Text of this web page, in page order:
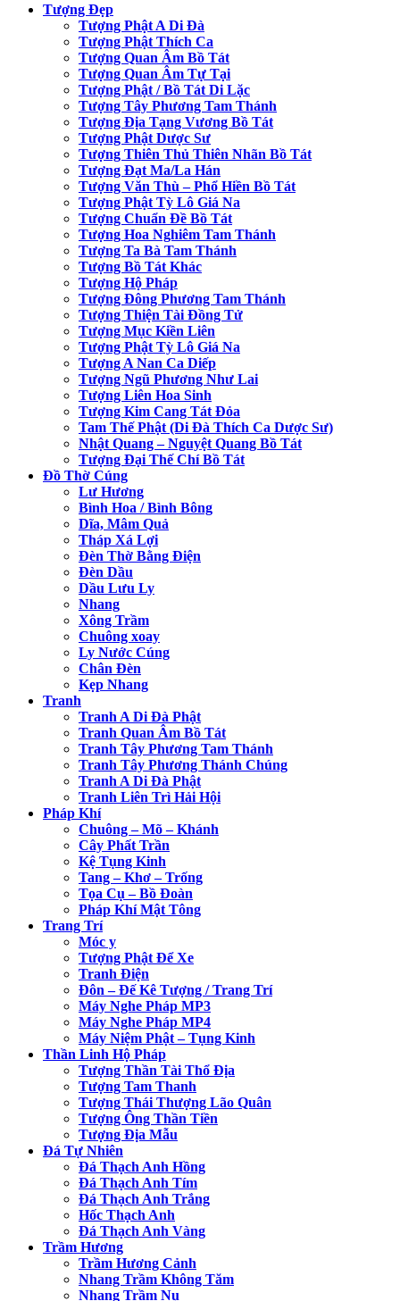
Tượng Đẹp
Tượng Phật A Di Đà
Tượng Phật Thích Ca
Tượng Quan Âm Bồ Tát
Tượng Quan Âm Tự Tại
Tượng Phật / Bồ Tát Di Lặc
Tượng Tây Phương Tam Thánh
Tượng Địa Tạng Vương Bồ Tát
Tượng Phật Dược Sư
Tượng Thiên Thủ Thiên Nhãn Bồ Tát
Tượng Đạt Ma/La Hán
Tượng Văn Thù – Phổ Hiền Bồ Tát
Tượng Phật Tỳ Lô Giá Na
Tượng Chuẩn Đề Bồ Tát
Tượng Hoa Nghiêm Tam Thánh
Tượng Ta Bà Tam Thánh
Tượng Bồ Tát Khác
Tượng Hộ Pháp
Tượng Đông Phương Tam Thánh
Tượng Thiện Tài Đồng Tử
Tượng Mục Kiền Liên
Tượng Phật Tỳ Lô Giá Na
Tượng A Nan Ca Diếp
Tượng Ngũ Phương Như Lai
Tượng Liên Hoa Sinh
Tượng Kim Cang Tát Đỏa
Tam Thế Phật (Di Đà Thích Ca Dược Sư)
Nhật Quang – Nguyệt Quang Bồ Tát
Tượng Đại Thế Chí Bồ Tát
Đồ Thờ Cúng
Lư Hương
Bình Hoa / Bình Bông
Dĩa, Mâm Quả
Tháp Xá Lợi
Đèn Thờ Bằng Điện
Đèn Dầu
Dầu Lưu Ly
Nhang
Xông Trầm
Chuông xoay
Ly Nước Cúng
Chân Đèn
Kẹp Nhang
Tranh
Tranh A Di Đà Phật
Tranh Quan Âm Bồ Tát
Tranh Tây Phương Tam Thánh
Tranh Tây Phương Thánh Chúng
Tranh A Di Đà Phật
Tranh Liên Trì Hải Hội
Pháp Khí
Chuông – Mõ – Khánh
Cây Phất Trần
Kệ Tụng Kinh
Tang – Khơ – Trống
Tọa Cụ – Bồ Đoàn
Pháp Khí Mật Tông
Trang Trí
Móc y
Tượng Phật Để Xe
Tranh Điện
Đôn – Đế Kê Tượng / Trang Trí
Máy Nghe Pháp MP3
Máy Nghe Pháp MP4
Máy Niệm Phật – Tụng Kinh
Thần Linh Hộ Pháp
Tượng Thần Tài Thổ Địa
Tượng Tam Thanh
Tượng Thái Thượng Lão Quân
Tượng Ông Thần Tiền
Tượng Địa Mẫu
Đá Tự Nhiên
Đá Thạch Anh Hồng
Đá Thạch Anh Tím
Đá Thạch Anh Trắng
Hốc Thạch Anh
Đá Thạch Anh Vàng
Trầm Hương
Trầm Hương Cảnh
Nhang Trầm Không Tăm
Nhang Trầm Nụ